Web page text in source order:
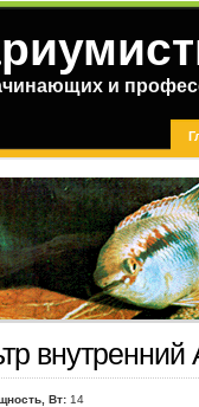
и
внутренний
Вт: 14